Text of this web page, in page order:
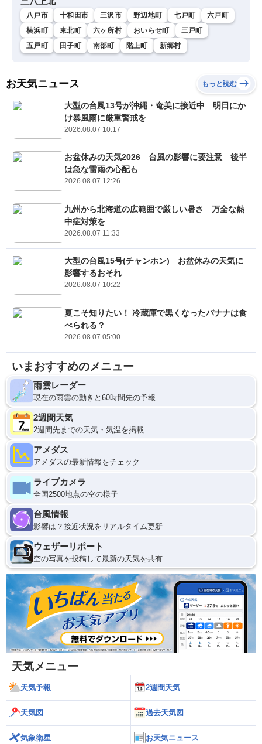
八戸市 十和田市 三沢市 野辺地町 七戸町
六戸町
横浜町
東北町 六ヶ所村 おいらせ町
三戸町
五戸町
田子町 南部町 階上町 新郷村
お天気ニュース もっと読む
大型の台風13号が沖縄・奄美に接近中 明日にか
け暴風雨に厳重警戒を
2026.08.07 10:17
お盆休みの天気2026 台風の影響に要注意 後半
は急な雷雨の心配も
2026.08.07 12:26
九州から北海道の広範囲で厳しい暑さ 万全な熱
中症対策を
2026.08.07 11:33
大型の台風15号(チャンホン) お盆休みの天気に
影響するおそれ
2026.08.07 10:22
夏こそ知りたい！ 冷蔵庫で黒くなったバナナは食
べられる？
2026.08.07 05:00
いまおすすめのメニュー
雨雲レーダー
現在の雨雲の動きと60時間先の予報
2週間天気
2週間先までの天気・気温を掲載
アメダス
アメダスの最新情報をチェック
ライブカメラ
全国2500地点の空の様子
台風情報
影響は？接近状況をリアルタイム更新
ウェザーリポート
空の写真を投稿して最新の天気を共有
天気メニュー
天気予報 2週間天気
天気図 過去天気図
気象衛星 お天気ニュース